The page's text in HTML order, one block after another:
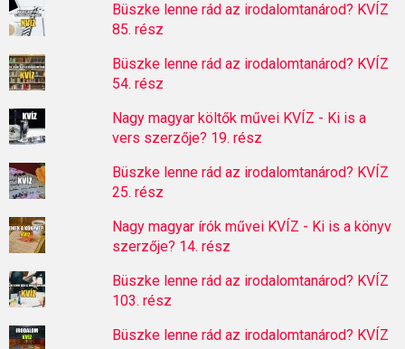
Büszke lenne rád az irodalomtanárod? KVÍZ
85. rész
Büszke lenne rád az irodalomtanárod? KVÍZ
54. rész
Nagy magyar költők művei KVÍZ - Ki is a
vers szerzője? 19. rész
Büszke lenne rád az irodalomtanárod? KVÍZ
25. rész
Nagy magyar írók művei KVÍZ - Ki is a könyv
szerzője? 14. rész
Büszke lenne rád az irodalomtanárod? KVÍZ
103. rész
Büszke lenne rád az irodalomtanárod? KVÍZ